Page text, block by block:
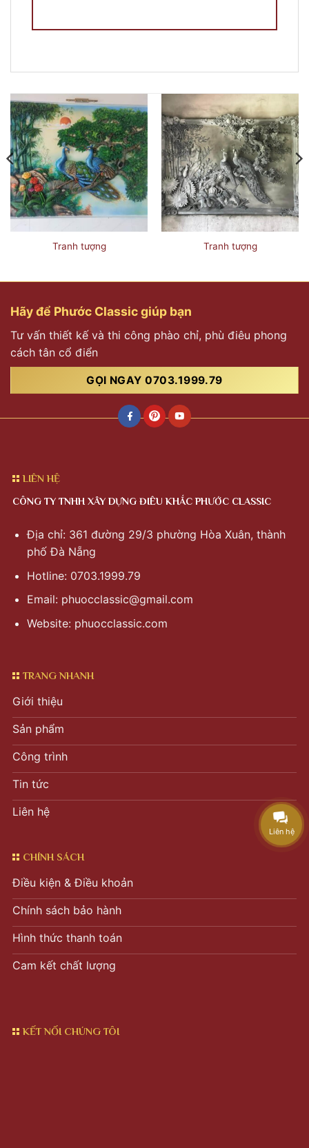
Tranh tượng Tranh tượng
Hãy để Phước Classic giúp bạn
Tư vấn thiết kế và thi công phào chỉ, phù điêu phong
cách tân cổ điển
GỌI NGAY 0703.1999.79
LIÊN HỆ
CÔNG TY TNHH XÂY DỰNG ĐIÊU KHẮC PHƯỚC CLASSIC
Địa chỉ: 361 đường 29/3 phường Hòa Xuân, thành
phố Đà Nẵng
Hotline: 0703.1999.79
Email: phuocclassic@gmail.com
Website: phuocclassic.com
TRANG NHANH
Giới thiệu
Sản phẩm
Công trình
Tin tức
Liên hệ
CHÍNH SÁCH
Điều kiện & Điều khoản
Chính sách bảo hành
Hình thức thanh toán
Cam kết chất lượng
KẾT NỐI CHÚNG TÔI
Liên hệ